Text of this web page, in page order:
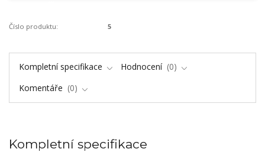
Číslo produktu: 5
Kompletní specifikace Hodnocení
0
Komentáře
0
Kompletní specifikace